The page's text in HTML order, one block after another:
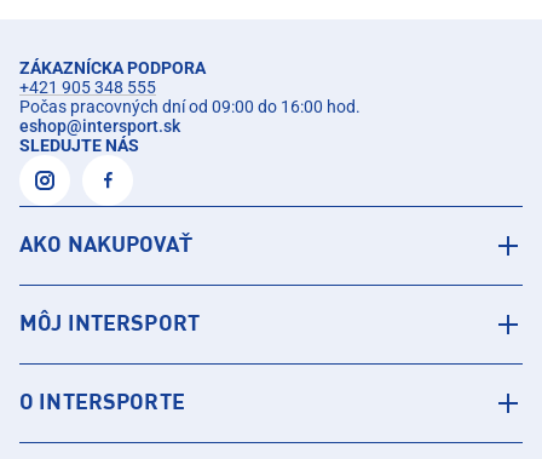
ZÁKAZNÍCKA PODPORA
+421 905 348 555
Počas pracovných dní od 09:00 do 16:00 hod.
eshop@intersport.sk
SLEDUJTE NÁS
AKO NAKUPOVAŤ
MÔJ INTERSPORT
O INTERSPORTE